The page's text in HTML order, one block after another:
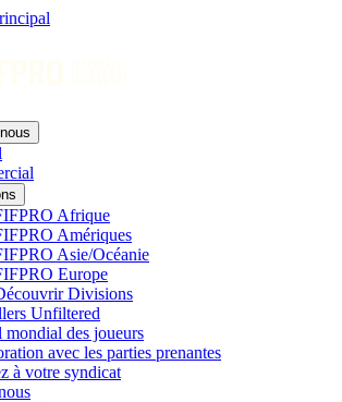
Afrique
Amériques
Asie/Océanie
Europe
Divisions
Unfiltered
mondial des joueurs
avec les parties prenantes
à votre syndicat